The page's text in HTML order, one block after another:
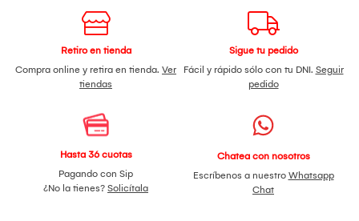
Retiro en tienda
Compra online y retira en tienda. Ver
tiendas
Sigue tu pedido
Fácil y rápido sólo con tu DNI. Seguir
pedido
Hasta 36 cuotas
Pagando con Sip
¿No la tienes? Solicítala
Chatea con nosotros
Escríbenos a nuestro Whatsapp
Chat